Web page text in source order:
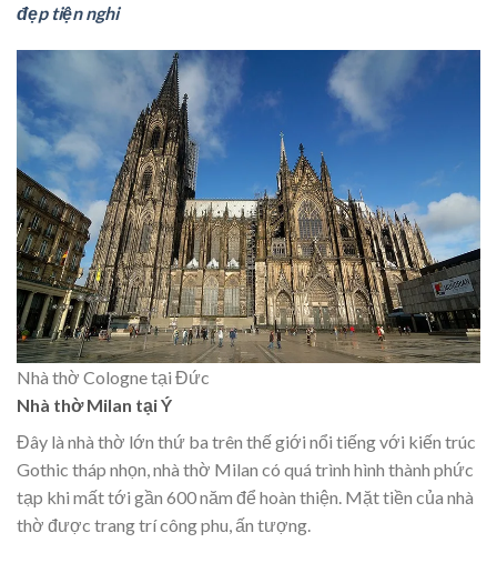
đẹp tiện nghi
Nhà thờ Cologne tại Đức
Nhà thờ Milan tại Ý
Đây là nhà thờ lớn thứ ba trên thế giới nổi tiếng với kiến trúc
Gothic tháp nhọn, nhà thờ Milan có quá trình hình thành phức
tạp khi mất tới gần 600 năm để hoàn thiện. Mặt tiền của nhà
thờ được trang trí công phu, ấn tượng.